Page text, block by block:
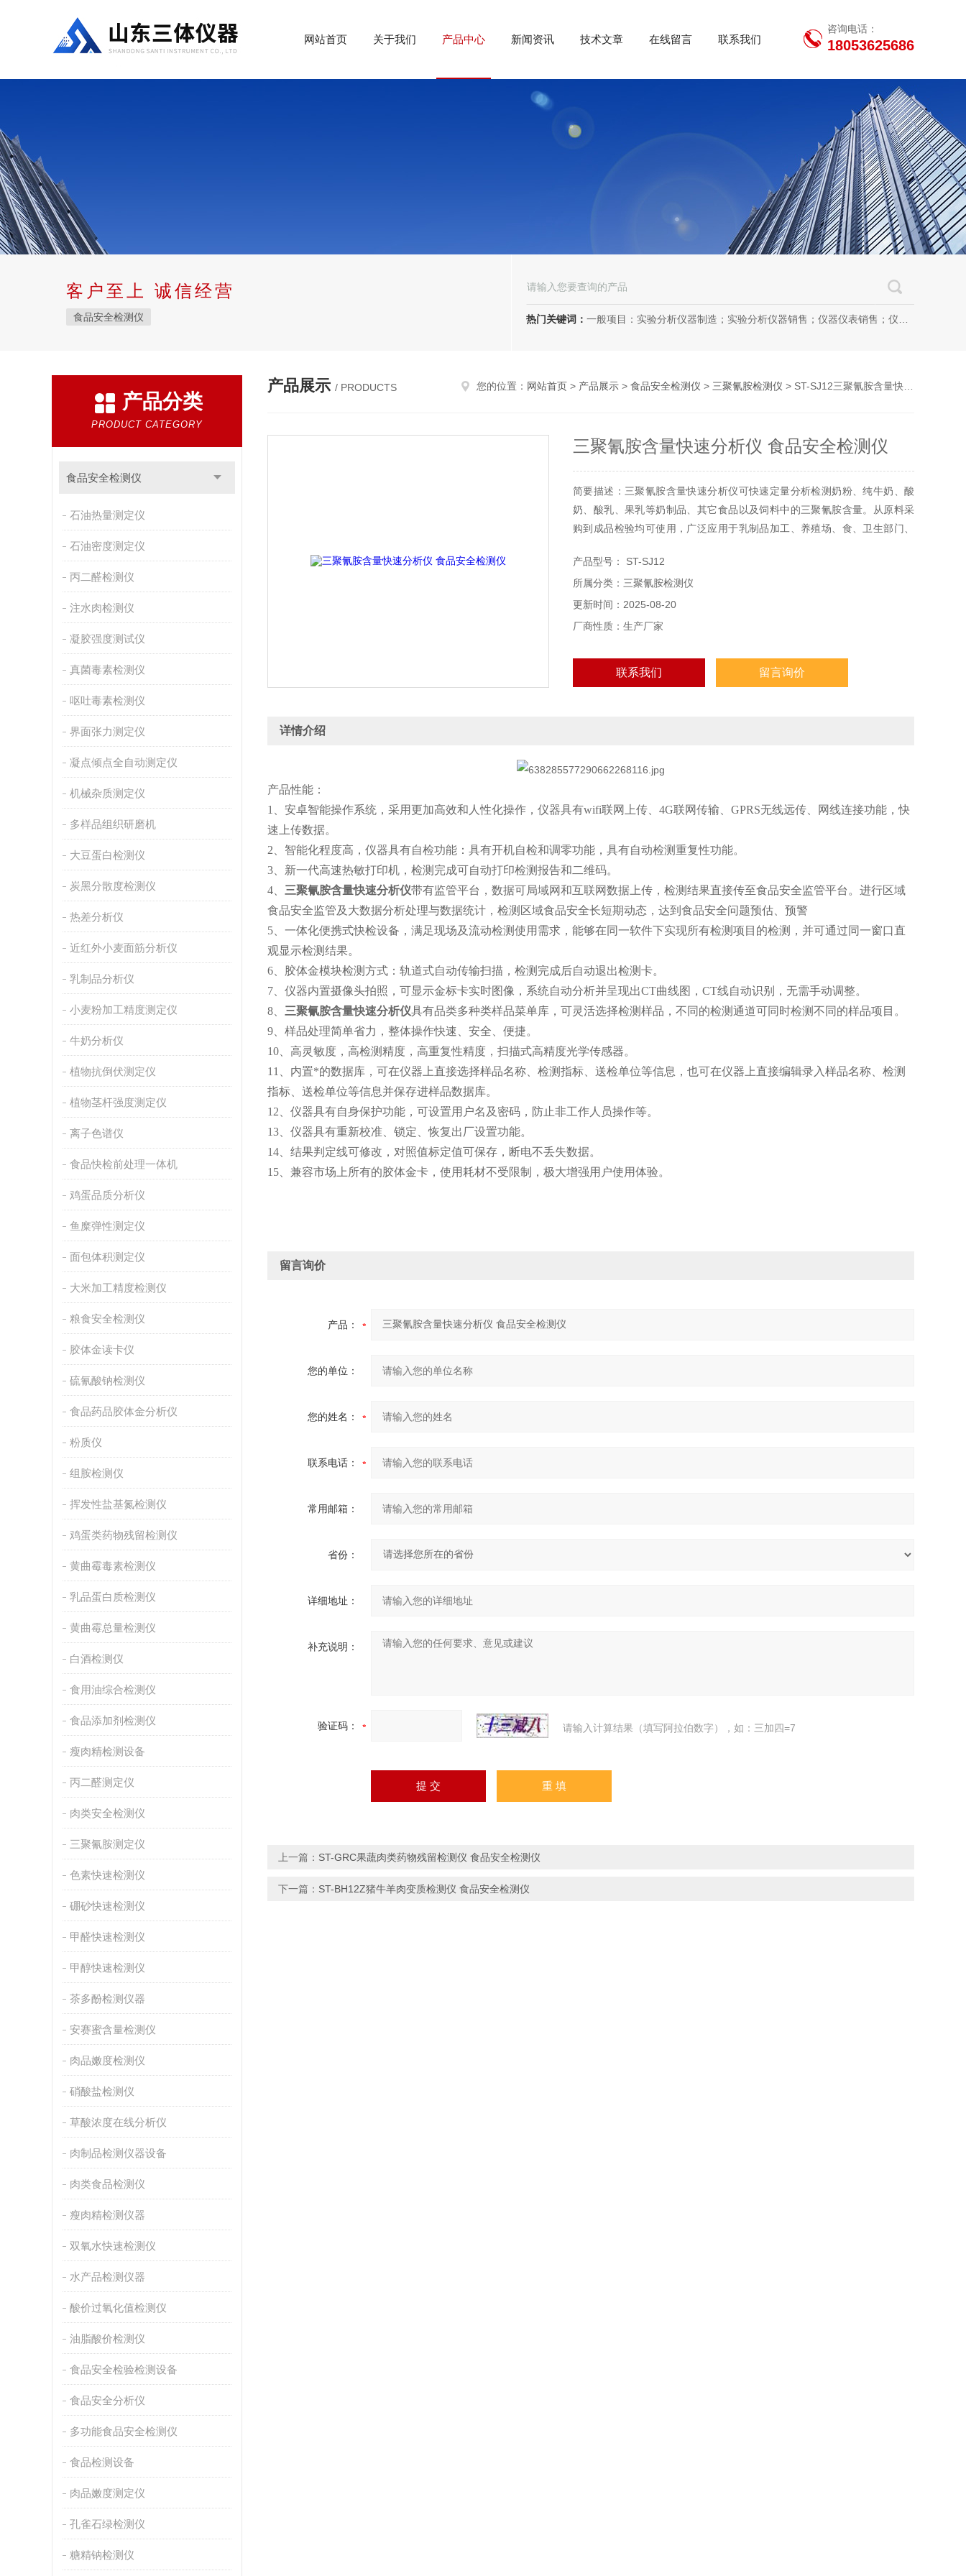
网站首页 关于我们 产品中心 新闻资讯 技术文章 在线留言 联系我们
咨询电话：
18053625686
客户至上 诚信经营
食品安全检测仪 热门关键词： 一般项目：实验分析仪器制造；实验分析仪器销售；仪器仪表销售；仪器仪表制造；电子测量仪器销售；电子测量仪器制造；电子产品销售；环境保护专用设备制造；环境保护专用设备销售；办公设备销售；办公设备耗材制造；专用设备修理；信息安全设备制造；信息安全设备销售；物联网设备制造；通信设备制造；电子（气）物理设备及其他电子设备制造；技术服务、技术开发、技术咨询、技术交流、技术转让、技术推广；软件开发；光污染治理服务；工程管理服务；电子专用设备制造；教学用模型及教具制造；教学用模型及教具销售；金属材料销售；通讯设备销售；通讯设备修理；五金产品制造；五金产品批发；五金产品零售；五金产品研发；信息咨询服务（不含许可类信息咨询服务）；信息技术咨询服务；物联网设备销售（除依法须经批准的项目外，凭营业执照依法自主开展经营活动）许可项目：房屋建筑和市政基础设施项目工程总承包；互联网平台（依法须经批准的项目，经相关部门批准后方可开展经营活动，具体经营项目以审批结果为准）
产品分类
PRODUCT CATEGORY
食品安全检测仪
石油热量测定仪
石油密度测定仪
丙二醛检测仪
注水肉检测仪
凝胶强度测试仪
真菌毒素检测仪
呕吐毒素检测仪
界面张力测定仪
凝点倾点全自动测定仪
机械杂质测定仪
多样品组织研磨机
大豆蛋白检测仪
炭黑分散度检测仪
热差分析仪
近红外小麦面筋分析仪
乳制品分析仪
小麦粉加工精度测定仪
牛奶分析仪
植物抗倒伏测定仪
植物茎杆强度测定仪
离子色谱仪
食品快检前处理一体机
鸡蛋品质分析仪
鱼糜弹性测定仪
面包体积测定仪
大米加工精度检测仪
粮食安全检测仪
胶体金读卡仪
硫氰酸钠检测仪
食品药品胶体金分析仪
粉质仪
组胺检测仪
挥发性盐基氮检测仪
鸡蛋类药物残留检测仪
黄曲霉毒素检测仪
乳品蛋白质检测仪
黄曲霉总量检测仪
白酒检测仪
食用油综合检测仪
食品添加剂检测仪
瘦肉精检测设备
丙二醛测定仪
肉类安全检测仪
三聚氰胺测定仪
色素快速检测仪
硼砂快速检测仪
甲醛快速检测仪
甲醇快速检测仪
茶多酚检测仪器
安赛蜜含量检测仪
肉品嫩度检测仪
硝酸盐检测仪
草酸浓度在线分析仪
肉制品检测仪器设备
肉类食品检测仪
瘦肉精检测仪器
双氧水快速检测仪
水产品检测仪器
酸价过氧化值检测仪
油脂酸价检测仪
食品安全检验检测设备
食品安全分析仪
多功能食品安全检测仪
食品检测设备
肉品嫩度测定仪
孔雀石绿检测仪
糖精钠检测仪
产品展示 / PRODUCTS 您的位置： 网站首页 > 产品展示 > 食品安全检测仪 > 三聚氰胺检测仪 > ST-SJ12三聚氰胺含量快速分析仪 食品安全检测仪
三聚氰胺含量快速分析仪 食品安全检测仪
简要描述：三聚氰胺含量快速分析仪可快速定量分析检测奶粉、纯牛奶、酸
奶、酸乳、果乳等奶制品、其它食品以及饲料中的三聚氰胺含量。从原料采
购到成品检验均可使用，广泛应用于乳制品加工、养殖场、食、卫生部门、
产品型号： ST-SJ12
所属分类：三聚氰胺检测仪
更新时间：2025-08-20
厂商性质：生产厂家
联系我们 留言询价
详情介绍
产品性能：
1、安卓智能操作系统，采用更加高效和人性化操作，仪器具有wifi联网上传、4G联网传输、GPRS无线远传、网线连接功能，快
速上传数据。
2、智能化程度高，仪器具有自检功能：具有开机自检和调零功能，具有自动检测重复性功能。
3、新一代高速热敏打印机，检测完成可自动打印检测报告和二维码。
4、 三聚氰胺含量快速分析仪带有监管平台，数据可局域网和互联网数据上传，检测结果直接传至食品安全监管平台。进行区域
食品安全监管及大数据分析处理与数据统计，检测区域食品安全长短期动态，达到食品安全问题预估、预警
5、一体化便携式快检设备，满足现场及流动检测使用需求，能够在同一软件下实现所有检测项目的检测，并可通过同一窗口直
观显示检测结果。
6、胶体金模块检测方式：轨道式自动传输扫描，检测完成后自动退出检测卡。
7、仪器内置摄像头拍照，可显示金标卡实时图像，系统自动分析并呈现出CT曲线图，CT线自动识别，无需手动调整。
8、 三聚氰胺含量快速分析仪具有品类多种类样品菜单库，可灵活选择检测样品，不同的检测通道可同时检测不同的样品项目。
9、样品处理简单省力，整体操作快速、安全、便捷。
10、高灵敏度，高检测精度，高重复性精度，扫描式高精度光学传感器。
11、内置*的数据库，可在仪器上直接选择样品名称、检测指标、送检单位等信息，也可在仪器上直接编辑录入样品名称、检测
指标、送检单位等信息并保存进样品数据库。
12、仪器具有自身保护功能，可设置用户名及密码，防止非工作人员操作等。
13、仪器具有重新校准、锁定、恢复出厂设置功能。
14、结果判定线可修改，对照值标定值可保存，断电不丢失数据。
15、兼容市场上所有的胶体金卡，使用耗材不受限制，极大增强用户使用体验。
留言询价
产品：
您的单位：
您的姓名：
联系电话：
常用邮箱：
省份：
详细地址：
补充说明：
验证码： 请输入计算结果（填写阿拉伯数字），如：三加四=7
上一篇： ST-GRC果蔬肉类药物残留检测仪 食品安全检测仪
下一篇： ST-BH12Z猪牛羊肉变质检测仪 食品安全检测仪